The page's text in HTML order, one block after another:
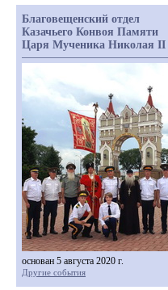
Благовещенский отдел
Казачьего Конвоя Памяти
Царя Мученика Николая II
основан 5 августа 2020 г.
Другие события